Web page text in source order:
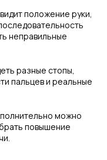
положение руки,
неправильные
разные стопы,
пальцев и реальные
можно
повышение